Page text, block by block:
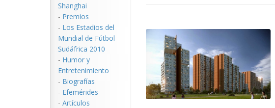
Shanghai
- Premios
- Los Estadios del
Mundial de Fútbol
Sudáfrica 2010
- Humor y
Entretenimiento
- Biografías
- Efemérides
- Artículos